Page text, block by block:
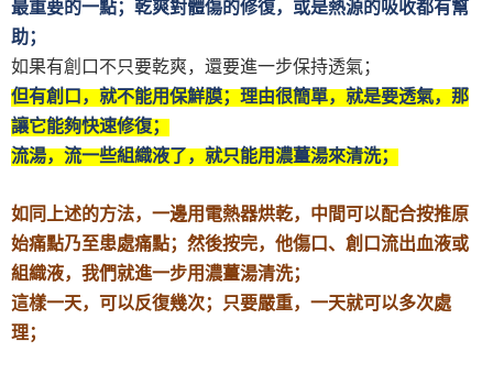
最重要的一點；乾爽對體傷的修復，或是熱源的吸收都有幫
助；
如果有創口不只要乾爽，還要進一步保持透氣；
但有創口，就不能用保鮮膜；理由很簡單，就是要透氣，那
讓它能夠快速修復；
流湯，流一些組織液了，就只能用濃薑湯來清洗；
如同上述的方法，一邊用電熱器烘乾，中間可以配合按推原
始痛點乃至患處痛點；然後按完，他傷口、創口流出血液或
組織液，我們就進一步用濃薑湯清洗；
這樣一天，可以反復幾次；只要嚴重，一天就可以多次處
理；